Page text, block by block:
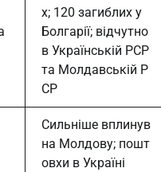
х; 120 загиблих у
Болгарії; відчутно
в Українській РСР
та Молдавській Р
СР
Сильніше вплинув
на Молдову; пошт
овхи в Україні